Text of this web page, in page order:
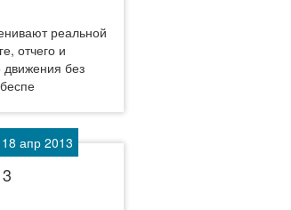
реальной
отчего и
движения без
18 апр 2013